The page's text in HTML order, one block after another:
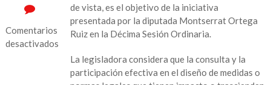
Comentarios
desactivados
de vista, es el objetivo de la iniciativa
presentada por la diputada Montserrat Ortega
Ruiz en la Décima Sesión Ordinaria.
La legisladora considera que la consulta y la
participación efectiva en el diseño de medidas o